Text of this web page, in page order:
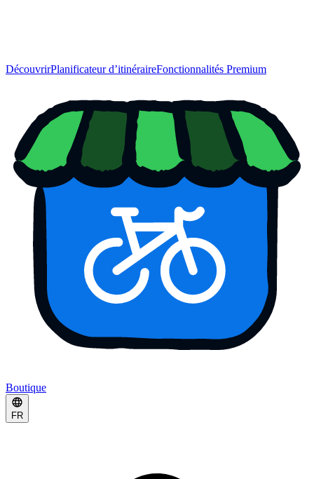
DécouvrirPlanificateur d’itinéraireFonctionnalités Premium
Boutique
FR